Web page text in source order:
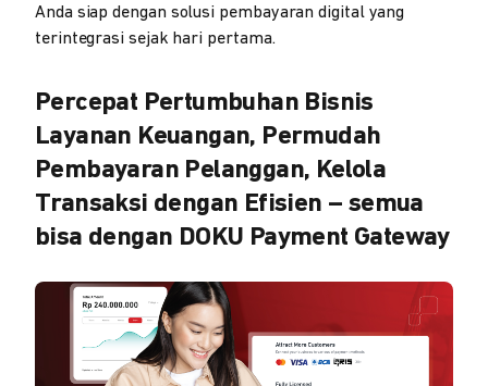
Anda siap dengan solusi pembayaran digital yang
terintegrasi sejak hari pertama.
Percepat Pertumbuhan Bisnis
Layanan Keuangan, Permudah
Pembayaran Pelanggan, Kelola
Transaksi dengan Efisien – semua
bisa dengan DOKU Payment Gateway